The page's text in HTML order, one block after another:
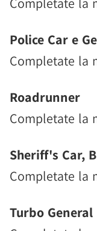
Police Car e
Completate la
Roadrunner
Completate la
Sheriff's Car,
Completate la
Turbo General